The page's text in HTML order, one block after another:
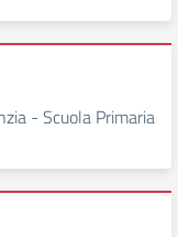
- Scuola Primaria